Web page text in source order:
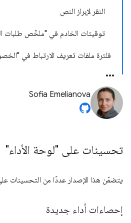
النقر لإبراز النص
توقيتات الخادم في "ملخّص طلبات
فلترة ملفات تعريف الارتباط في
Sofia Emelianova
تحسينات على "لوحة الأداء"
يتضمّن هذا الإصدار عددًا من التحسينات
إحصاءات أداء جديدة